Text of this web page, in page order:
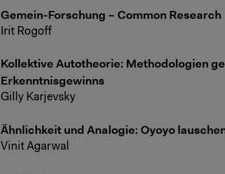
Gemein-Forschung – Common Research
Irit Rogoff
Kollektive Autotheorie: Methodologien
Erkenntnisgewinns
Gilly Karjevsky
Ähnlichkeit und Analogie: Oyoyo
Vinit Agarwal